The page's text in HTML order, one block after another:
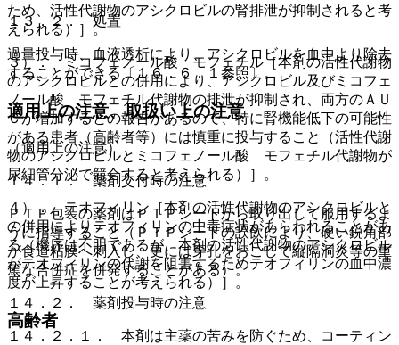
１３．２． 処置
過量投与時、血液透析により、アシクロビルを血中より除去
することができる〔１６．６．１参照〕。
適用上の注意、取扱い上の注意
（適用上の注意）
１４．１． 薬剤交付時の注意
ＰＴＰ包装の薬剤はＰＴＰシートから取り出して服用するよ
うに指導すること（ＰＴＰシートの誤飲により、硬い鋭角部
が食道粘膜へ刺入し、更には穿孔をおこして縦隔洞炎等の重
篤な合併症を併発することがある）。
１４．２． 薬剤投与時の注意
１４．２．１． 本剤は主薬の苦みを防ぐため、コーティン
ため、活性代謝物のアシクロビルの腎排泄が抑制されると考
えられる）］。
３）． ミコフェノール酸 モフェチル［本剤の活性代謝物
のアシクロビルとの併用により、アシクロビル及びミコフェ
ノール酸 モフェチル代謝物の排泄が抑制され、両方のＡＵ
Ｃが増加するとの報告があるので、特に腎機能低下の可能性
がある患者（高齢者等）には慎重に投与すること（活性代謝
物のアシクロビルとミコフェノール酸 モフェチル代謝物が
尿細管分泌で競合すると考えられる）］。
４）． テオフィリン［本剤の活性代謝物のアシクロビルと
の併用によりテオフィリンの中毒症状があらわれることがあ
る（機序は不明であるが、本剤の活性代謝物のアシクロビル
がテオフィリンの代謝を阻害するためテオフィリンの血中濃
度が上昇することが考えられる）］。
高齢者